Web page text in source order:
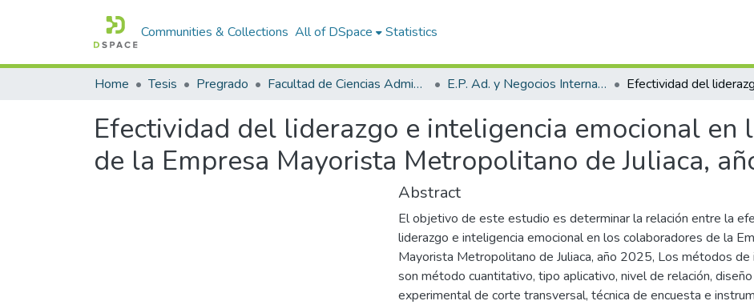
Communities & Collections All of DSpace Statistics
Home Tesis Pregrado Facultad de Ciencias Administrativas E.P. Ad. y Negocios Internacionales
Efectividad del liderazgo e inteligencia emocional en
de la Empresa Mayorista Metropolitano de Juliaca,
Abstract
El objetivo de este estudio es determinar la relación entre la
liderazgo e inteligencia emocional en los colaboradores de la
Mayorista Metropolitano de Juliaca, año 2025, Los métodos de
son método cuantitativo, tipo aplicativo, nivel de relación,
experimental de corte transversal, técnica de encuesta e